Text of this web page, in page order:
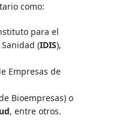
como:
para el
(IDIS),
Empresas de
Bioempresas) o
, entre otros.